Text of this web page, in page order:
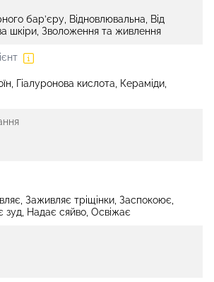
бар’єру, Відновлювальна, Від
шкіри, Зволоження та живлення
Гіалуронова кислота, Кераміди,
Заживляє тріщінки, Заспокоює,
зуд, Надає сяйво, Освіжає